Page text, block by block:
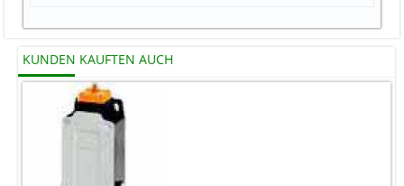
KUNDEN KAUFTEN AUCH